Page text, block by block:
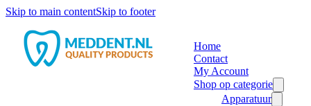
Skip to main contentSkip to footer
Home
Contact
My Account
Shop op categorie
Apparatuur